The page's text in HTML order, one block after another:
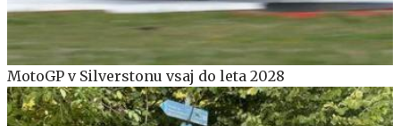
MotoGP v Silverstonu vsaj do leta 2028